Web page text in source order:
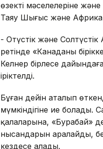
өзекті мәселелеріне
Таяу Шығыс және Африка
- Оңтүстік және
ретінде «Канаданың
Келнер бірлесе
іріктелді.
Бұған дейін аталып
мүмкіндігіне ие
қалаларына, «Бурабай»
нысандарын аралайды,
кездесе алады.